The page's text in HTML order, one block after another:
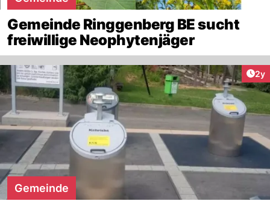
Gemeinde Ringgenberg BE sucht
freiwillige Neophytenjäger
2y
Gemeinde